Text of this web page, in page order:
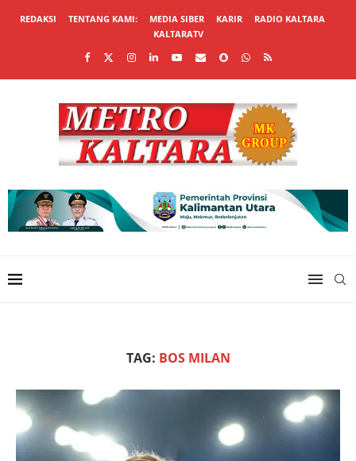
REDAKSI TENTANG KAMI: MEDIA SIBER KARIR
RADIO KALTARA
KALTARATV
TAG: BOS MILAN